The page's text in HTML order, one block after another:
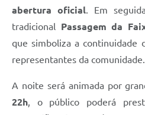
abertura oficial. Em
tradicional Passagem da
que simboliza a continuidade
representantes da comunidade.
A noite será animada por
22h, o público poderá